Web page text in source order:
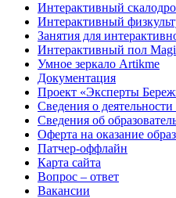
Интерактивный
Интерактивный
Занятия для
Интерактивный пол
Умное зеркало Artikme
Документация
Проект «Эксперты
Сведения о
Сведения об
Оферта на оказание
Патчер-оффлайн
Карта сайта
Вопрос – ответ
Вакансии